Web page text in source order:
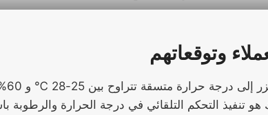
وتوقعاتهم
متسقة تتراوح بين 25-28 ℃ و 60% ، والتي يصعب تحقيقها في الدفيئات التقليدية.
تنفيذ التحكم التلقائي في درجة الحرارة والرطوبة